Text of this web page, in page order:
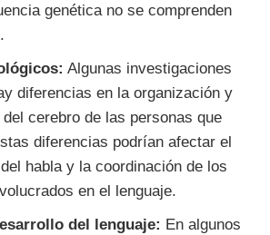
genética no se comprenden
Algunas investigaciones
diferencias en la organización y
cerebro de las personas que
diferencias podrían afectar el
habla y la coordinación de los
en el lenguaje.
del lenguaje: En algunos